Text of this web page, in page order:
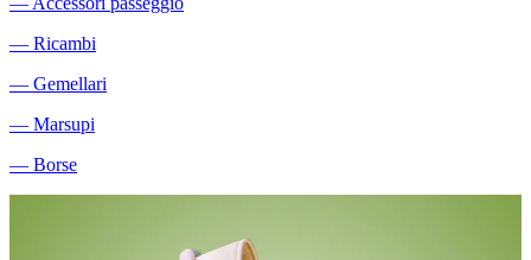
― Ricambi
― Gemellari
― Marsupi
― Borse